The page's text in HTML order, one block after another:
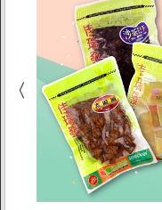
書籍影音
量販批發
小包裝
惜福|即期